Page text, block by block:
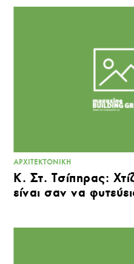
ΑΡΧΙΤΕΚΤΟΝΙΚΉ
Κ. Στ. Τσίπηρας:
είναι σαν να